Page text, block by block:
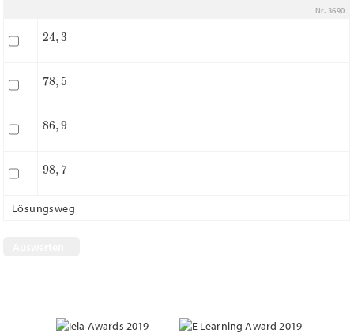
Nr. 3690
24 3
78 5
86 9
98 7
Lösungsweg